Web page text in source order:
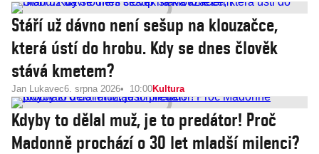
Stáří už dávno není sešup na klouzačce,
která ústí do hrobu. Kdy se dnes člověk
stává kmetem?
Jan Lukavec6. srpna 2026 10:00Kultura
Kdyby to dělal muž, je to predátor! Proč
Madonně prochází o 30 let mladší milenci?